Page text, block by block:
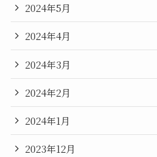
2024年5月
2024年4月
2024年3月
2024年2月
2024年1月
2023年12月